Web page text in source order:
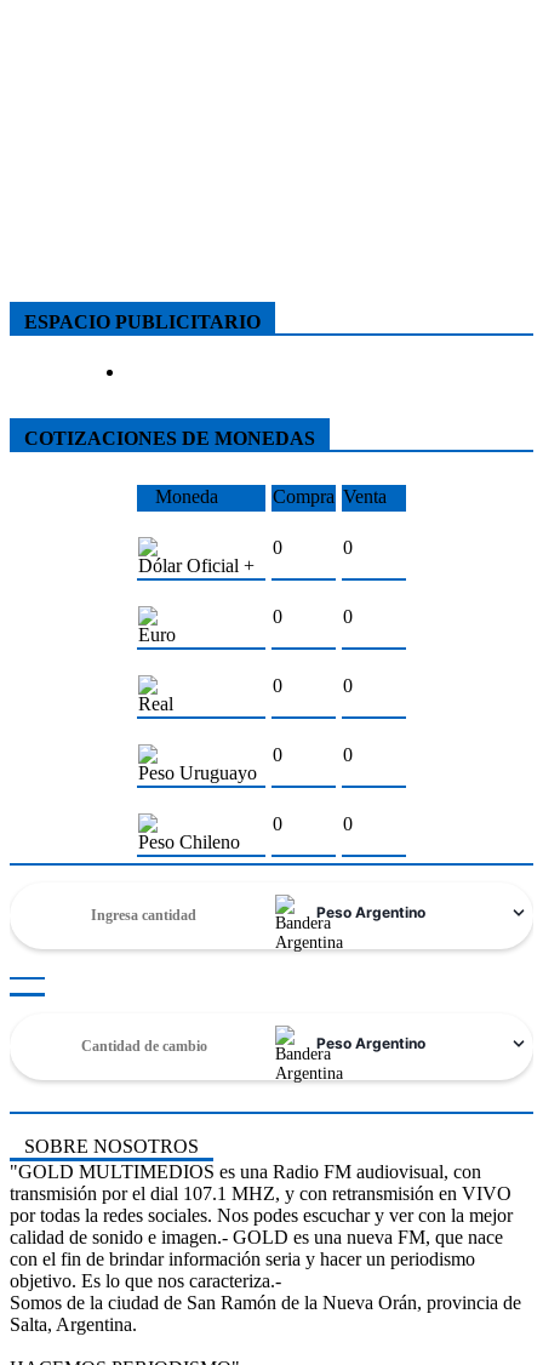
ESPACIO PUBLICITARIO
COTIZACIONES DE MONEDAS
Moneda Compra Venta
Dólar Oficial +
0 0
Euro
0 0
Real
0 0
Peso Uruguayo
0 0
Peso Chileno
0 0
SOBRE NOSOTROS
"GOLD MULTIMEDIOS es una Radio FM audiovisual, con
transmisión por el dial 107.1 MHZ, y con retransmisión en VIVO
por todas la redes sociales. Nos podes escuchar y ver con la mejor
calidad de sonido e imagen.- GOLD es una nueva FM, que nace
con el fin de brindar información seria y hacer un periodismo
objetivo. Es lo que nos caracteriza.-
Somos de la ciudad de San Ramón de la Nueva Orán, provincia de
Salta, Argentina.